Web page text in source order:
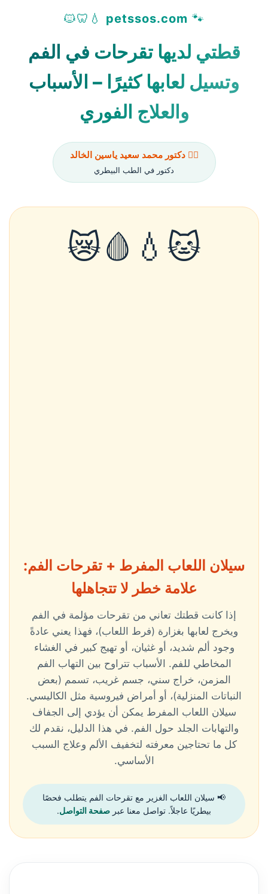
🐾
petssos.com
💧🦷🐱
قطتي لديها تقرحات في الفم
وتسيل لعابها كثيرًا – الأسباب
والعلاج الفوري
👨‍⚕️ دكتور محمد سعيد ياسين الخالد
دكتور في الطب البيطري
🐱💧🩸😿
سيلان اللعاب المفرط + تقرحات الفم:
علامة خطر لا تتجاهلها
إذا كانت قطتك تعاني من تقرحات مؤلمة في الفم
ويخرج لعابها بغزارة (فرط اللعاب)، فهذا يعني عادةً
وجود ألم شديد، أو غثيان، أو تهيج كبير في الغشاء
المخاطي للفم. الأسباب تتراوح بين التهاب الفم
المزمن، خراج سني، جسم غريب، تسمم (بعض
النباتات المنزلية)، أو أمراض فيروسية مثل الكاليسي.
سيلان اللعاب المفرط يمكن أن يؤدي إلى الجفاف
والتهابات الجلد حول الفم. في هذا الدليل، نقدم لك
كل ما تحتاجين معرفته لتخفيف الألم وعلاج السبب
الأساسي.
📢 سيلان اللعاب الغزير مع تقرحات الفم يتطلب فحصًا
بيطريًا عاجلاً. تواصل معنا عبر صفحة التواصل.